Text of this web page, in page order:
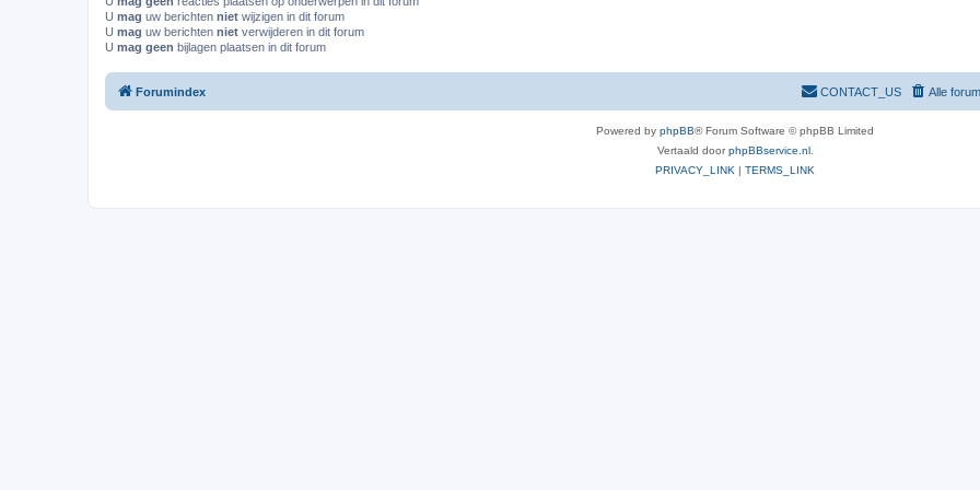
U mag uw berichten niet wijzigen in dit forum
U mag uw berichten niet verwijderen in dit forum
U mag geen bijlagen plaatsen in dit forum
Forumindex Alle
CONTACT_US
Powered by phpBB® Forum Software © phpBB Limited
Vertaald doorphpBBservice.nl.
PRIVACY_LINK | TERMS_LINK